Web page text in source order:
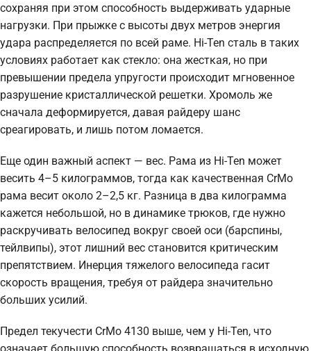
сохраняя при этом способность выдерживать ударные
нагрузки. При прыжке с высоты двух метров энергия
удара распределяется по всей раме. Hi-Ten сталь в таких
условиях работает как стекло: она жесткая, но при
превышении предела упругости происходит мгновенное
разрушение кристаллической решетки. Хромоль же
сначала деформируется, давая райдеру шанс
среагировать, и лишь потом ломается.
Еще один важный аспект — вес. Рама из Hi-Ten может
весить 4–5 килограммов, тогда как качественная CrMo
рама весит около 2–2,5 кг. Разница в два килограмма
кажется небольшой, но в динамике трюков, где нужно
раскручивать велосипед вокруг своей оси (барспины,
тейлвипы), этот лишний вес становится критическим
препятствием. Инерция тяжелого велосипеда гасит
скорость вращения, требуя от райдера значительно
больших усилий.
Предел текучести CrMo 4130 выше, чем у Hi-Ten, что
означает большую способность возвращаться в исходную